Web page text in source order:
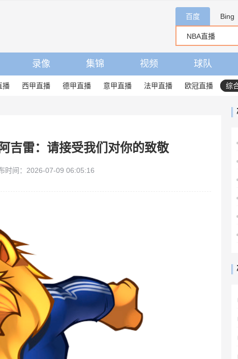
百度 Bing
录像 集锦 视频 球队
播 西甲直播 德甲直播 意甲直播 法甲直播 欧冠直播 综
吉雷：请接受我们对你的致敬
时间：2026-07-09 06:05:16